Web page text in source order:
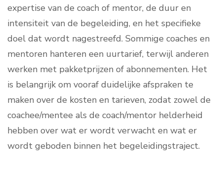
expertise van de coach of mentor, de duur en
intensiteit van de begeleiding, en het specifieke
doel dat wordt nagestreefd. Sommige coaches en
mentoren hanteren een uurtarief, terwijl anderen
werken met pakketprijzen of abonnementen. Het
is belangrijk om vooraf duidelijke afspraken te
maken over de kosten en tarieven, zodat zowel de
coachee/mentee als de coach/mentor helderheid
hebben over wat er wordt verwacht en wat er
wordt geboden binnen het begeleidingstraject.